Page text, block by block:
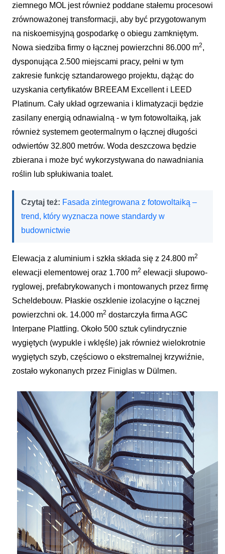
ziemnego MOL jest również poddane stałemu procesowi
zrównoważonej transformacji, aby być przygotowanym
na niskoemisyjną gospodarkę o obiegu zamkniętym.
Nowa siedziba firmy o łącznej powierzchni 86.000 m2,
dysponująca 2.500 miejscami pracy, pełni w tym
zakresie funkcję sztandarowego projektu, dążąc do
uzyskania certyfikatów BREEAM Excellent i LEED
Platinum. Cały układ ogrzewania i klimatyzacji będzie
zasilany energią odnawialną - w tym fotowoltaiką, jak
również systemem geotermalnym o łącznej długości
odwiertów 32.800 metrów. Woda deszczowa będzie
zbierana i może być wykorzystywana do nawadniania
roślin lub spłukiwania toalet.
Czytaj też: Fasada zintegrowana z fotowoltaiką –
trend, który wyznacza nowe standardy w
budownictwie
Elewacja z aluminium i szkła składa się z 24.800 m2
elewacji elementowej oraz 1.700 m2 elewacji słupowo-
ryglowej, prefabrykowanych i montowanych przez firmę
Scheldebouw. Płaskie oszklenie izolacyjne o łącznej
powierzchni ok. 14.000 m2 dostarczyła firma AGC
Interpane Plattling. Około 500 sztuk cylindrycznie
wygiętych (wypukle i wklęśle) jak również wielokrotnie
wygiętych szyb, częściowo o ekstremalnej krzywiźnie,
zostało wykonanych przez Finiglas w Dülmen.